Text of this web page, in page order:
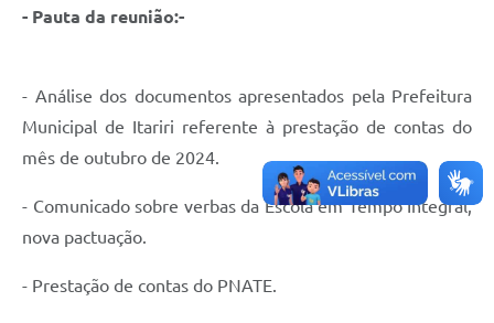
- Pauta da reunião:-
- Análise dos documentos apresentados pela Prefeitura
Municipal de Itariri referente à prestação de contas do
mês de outubro de 2024.
- Comunicado sobre verbas da Escola em Tempo Integral,
nova pactuação.
- Prestação de contas do PNATE.